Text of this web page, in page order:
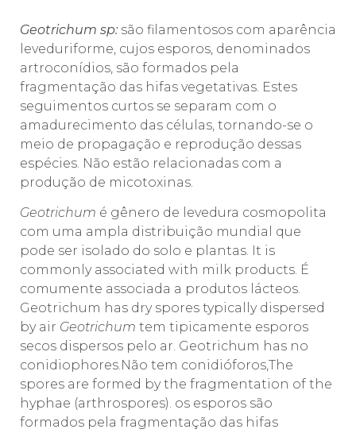
Geotrichum sp: são filamentosos com aparência
leveduriforme, cujos esporos, denominados
artroconídios, são formados pela
fragmentação das hifas vegetativas. Estes
seguimentos curtos se separam com o
amadurecimento das células, tornando-se o
meio de propagação e reprodução dessas
espécies. Não estão relacionadas com a
produção de micotoxinas.
Geotrichum é gênero de levedura cosmopolita
com uma ampla distribuição mundial que
pode ser isolado do solo e plantas. It is
commonly associated with milk products. É
comumente associada a produtos lácteos.
Geotrichum has dry spores typically dispersed
by air Geotrichum tem tipicamente esporos
secos dispersos pelo ar. Geotrichum has no
conidiophores.Não tem conidióforos,The
spores are formed by the fragmentation of the
hyphae (arthrospores). os esporos são
formados pela fragmentação das hifas